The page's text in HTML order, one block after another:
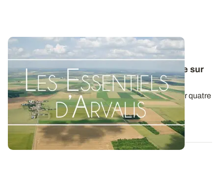
Les Essentiels d'ARVALIS - Verse
physiologique : comment estimer le risque sur
céréales à paille ?
Le risque de verse est déterminé principalement par quatre
critères : la sensibilité de la...
24 MARS 2025